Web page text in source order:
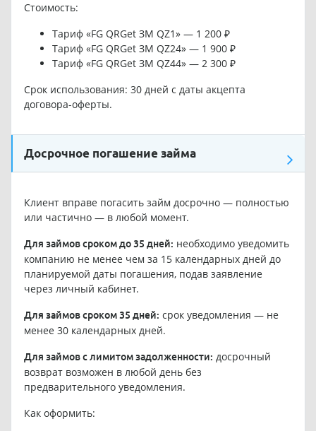
Стоимость:
Тариф «FG QRGet ЗМ QZ1» — 1 200 ₽
Тариф «FG QRGet ЗМ QZ24» — 1 900 ₽
Тариф «FG QRGet ЗМ QZ44» — 2 300 ₽
Срок использования: 30 дней с даты акцепта
договора-оферты.
Досрочное погашение займа
Клиент вправе погасить займ досрочно — полностью
или частично — в любой момент.
Для займов сроком до 35 дней: необходимо уведомить
компанию не менее чем за 15 календарных дней до
планируемой даты погашения, подав заявление
через личный кабинет.
Для займов сроком 35 дней: срок уведомления — не
менее 30 календарных дней.
Для займов с лимитом задолженности: досрочный
возврат возможен в любой день без
предварительного уведомления.
Как оформить: